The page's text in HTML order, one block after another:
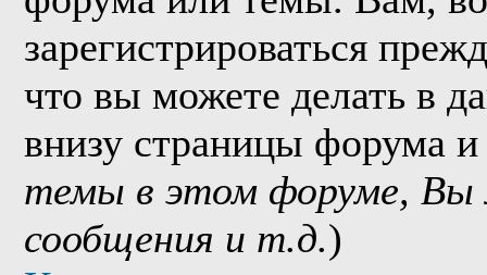
зарегистрироваться
что вы можете делать в
внизу страницы форума
темы в этом форуме,
сообщения и т.д.)